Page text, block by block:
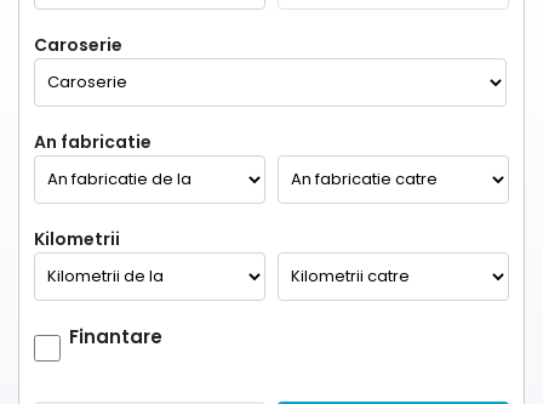
Caroserie
An fabricatie
Kilometrii
Finantare